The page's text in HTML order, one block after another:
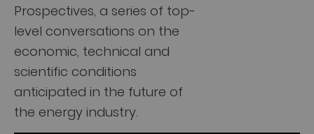
Prospectives, a series of top-
level conversations on the
economic, technical and
scientific conditions
anticipated in the future of
the energy industry.